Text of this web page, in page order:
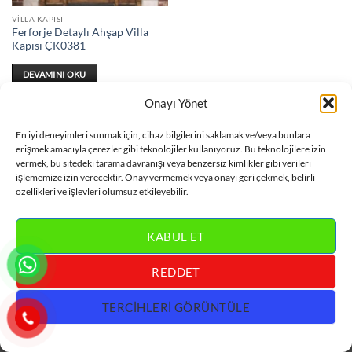
Onayı Yönet
En iyi deneyimleri sunmak için, cihaz bilgilerini saklamak ve/veya bunlara
erişmek amacıyla çerezler gibi teknolojiler kullanıyoruz. Bu teknolojilere izin
vermek, bu sitedeki tarama davranışı veya benzersiz kimlikler gibi verileri
işlememize izin verecektir. Onay vermemek veya onayı geri çekmek, belirli
özellikleri ve işlevleri olumsuz etkileyebilir.
KABUL ET
REDDET
TERCIHLERI GÖRÜNTÜLE
VILLA KAPISI
Ferforje Detaylı Ahşap Villa
Kapısı ÇK0381
DEVAMINI OKU
Villa Kapısı Visa MasterCard
Bank
Transfer
Credit
Card
İLETİŞİM :0 533 318 60 78